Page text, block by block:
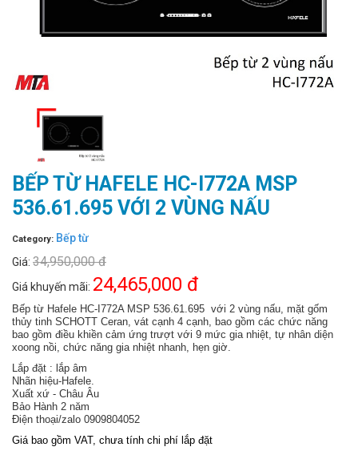
BẾP TỪ HAFELE HC-I772A MSP
536.61.695 VỚI 2 VÙNG NẤU
Category: Bếp từ
Giá: 34,950,000 đ
Giá khuyến mãi: 24,465,000 đ
Bếp từ Hafele HC-I772A MSP 536.61.695 với 2 vùng nấu, mặt gốm
thủy tinh SCHOTT Ceran, vát cạnh 4 cạnh, bao gồm các chức năng
bao gồm điều khiền cảm ứng trượt với 9 mức gia nhiệt, tự nhân diện
xoong nồi, chức năng gia nhiệt nhanh, hẹn giờ.
Lắp đặt : lắp âm
Nhãn hiệu-Hafele.
Xuất xứ - Châu Âu
Bảo Hành 2 năm
Điện thoại/zalo 0909804052
Giá bao gồm VAT, chưa tính chi phí lắp đặt